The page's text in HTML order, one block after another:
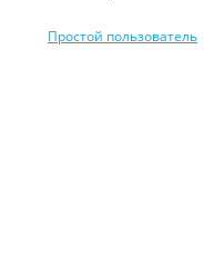
Простой пользователь